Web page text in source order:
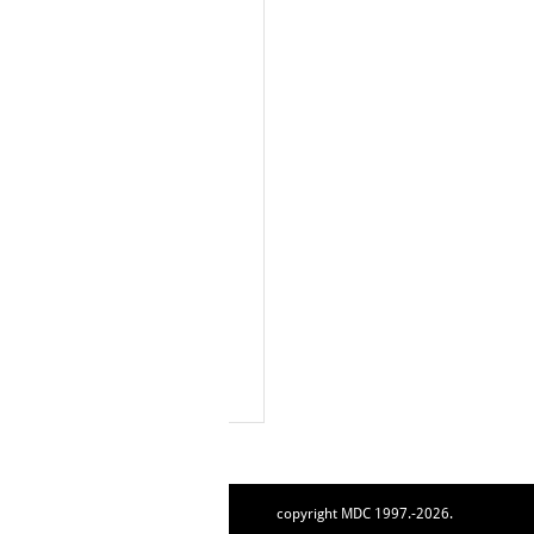
copyright MDC 1997.-2026.